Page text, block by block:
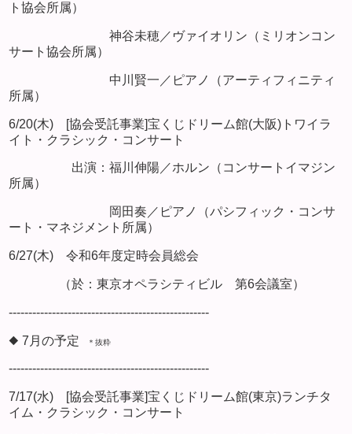
ト協会所属）
神谷未穂／ヴァイオリン（ミリオンコン
サート協会所属）
中川賢一／ピアノ（アーティフィニティ
所属）
6/20(木) [協会受託事業]宝くじドリーム館(大阪)トワイラ
イト・クラシック・コンサート
出演：福川伸陽／ホルン（コンサートイマジン
所属）
岡田奏／ピアノ（パシフィック・コンサ
ート・マネジメント所属）
6/27(木) 令和6年度定時会員総会
（於：東京オペラシティビル 第6会議室）
---------------------------------------------------
◆ 7月の予定 ＊抜粋
---------------------------------------------------
7/17(水) [協会受託事業]宝くじドリーム館(東京)ランチタ
イム・クラシック・コンサート